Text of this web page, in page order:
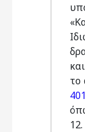
το